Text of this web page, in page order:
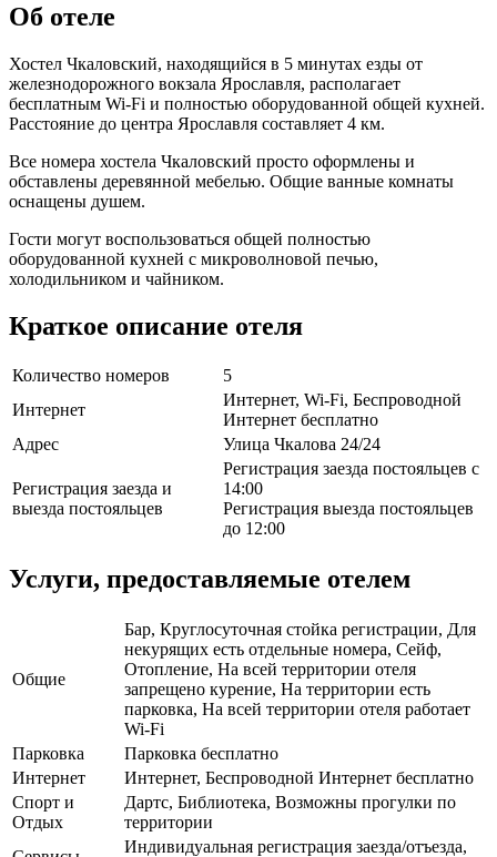
Об отеле
Хостел Чкаловский, находящийся в 5 минутах езды от
железнодорожного вокзала Ярославля, располагает
бесплатным Wi-Fi и полностью оборудованной общей кухней.
Расстояние до центра Ярославля составляет 4 км.
Все номера хостела Чкаловский просто оформлены и
обставлены деревянной мебелью. Общие ванные комнаты
оснащены душем.
Гости могут воспользоваться общей полностью
оборудованной кухней с микроволновой печью,
холодильником и чайником.
Краткое описание отеля
Количество номеров
5
Интернет
Интернет, Wi-Fi, Беспроводной
Интернет бесплатно
Адрес
Улица Чкалова 24/24
Регистрация заезда и
выезда постояльцев
Регистрация заезда постояльцев с
14:00
Регистрация выезда постояльцев
до 12:00
Услуги, предоставляемые отелем
Общие
Бар, Круглосуточная стойка регистрации, Для
некурящих есть отдельные номера, Сейф,
Отопление, На всей территории отеля
запрещено курение, На территории есть
парковка, На всей территории отеля работает
Wi-Fi
Парковка
Парковка бесплатно
Интернет
Интернет, Беспроводной Интернет бесплатно
Спорт и
Отдых
Дартс, Библиотека, Возможны прогулки по
территории
Индивидуальная регистрация заезда/отъезда,